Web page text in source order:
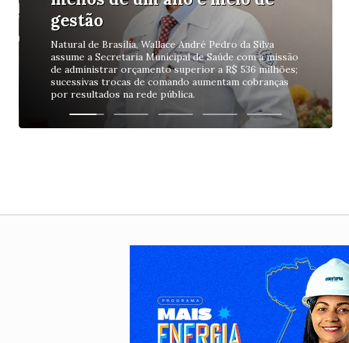
contra Aurélio Ramos e
instala Comissão Processante
Denúncia foi aceita por 10 votos a 6; Comissão
Processante é formada e terá a missão de conduzir a
apuração garantindo ampla defesa e contraditório.